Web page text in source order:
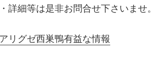
詳細等は是非お問合せ下さいませ。
リグゼ西巣鴨有益な情報